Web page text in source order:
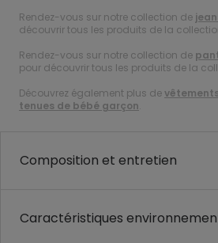
Rendez-vous sur notre collection de
découvrir tous les produits de la
Rendez-vous sur notre collection de
pour découvrir tous les produits de la
Découvrez également plus de
tenues de bébé garçon.
Composition et entretien
Caractéristiques